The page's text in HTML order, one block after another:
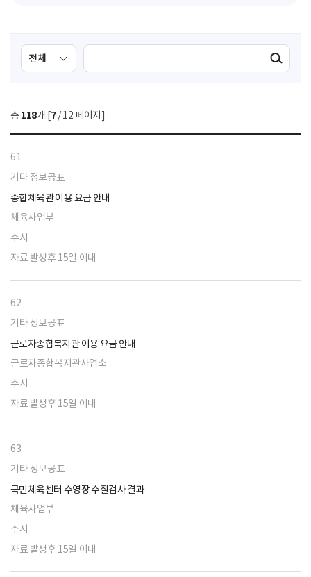
검
색
선
택
색
검색실행
총 118개 [7/ 12 페이지]
61
기타 정보공표
종합체육관 이용 요금 안내
체육사업부
수시
자료 발생후 15일 이내
62
기타 정보공표
근로자종합복지관 이용 요금 안내
근로자종합복지관사업소
수시
자료 발생후 15일 이내
63
기타 정보공표
국민체육센터 수영장 수질검사 결과
체육사업부
수시
자료 발생후 15일 이내